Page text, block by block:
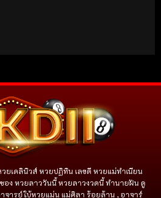
ยเดลินิวส์ หวยปฏิทิน เลขดี หวยแม่ทำเนียน
อง หวยลาววันนี้ หวยลาวงวดนี้ ทำนายฝัน ดู
จารย์ใบ้หวยแม่น แม่ศิลา ร้อยล้าน , อาจาร์